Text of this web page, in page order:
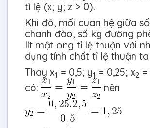
tỉ lệ (x; y; z > 0).
Khi đó, mối quan hệ giữa
chanh đào, số kg đường
lít mật ong tỉ lệ thuận với
dụng tính chất tỉ lệ thuận
Thay x1 = 0,5; y1 = 0,25; x2
có:
nên